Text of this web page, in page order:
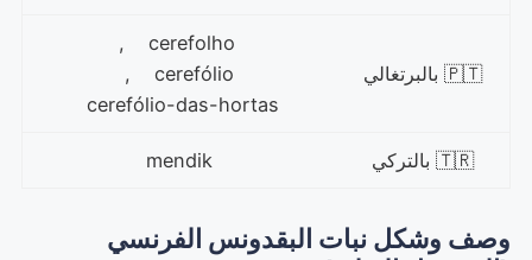
🇵🇹 بالبرتغالي
cerefólio ,
cerefólio-das-hortas
🇹🇷 بالتركي
وصف وشكل نبات البقدونس الفرنسي